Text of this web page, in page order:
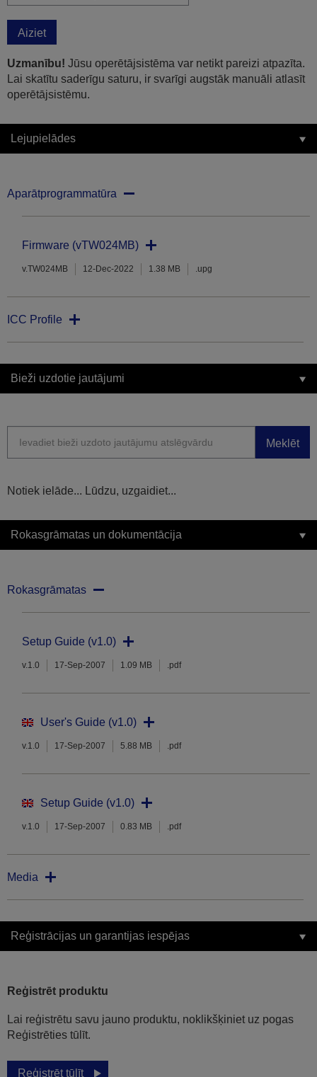
Aiziet
Uzmanību! Jūsu operētājsistēma var netikt pareizi atpazīta.
Lai skatītu saderīgu saturu, ir svarīgi augstāk manuāli atlasīt
operētājsistēmu.
Lejupielādes
Aparātprogrammatūra
Firmware (vTW024MB)
v.TW024MB 12-Dec-2022 1.38 MB .upg
ICC Profile
Bieži uzdotie jautājumi
Meklēt
Notiek ielāde... Lūdzu, uzgaidiet...
Rokasgrāmatas un dokumentācija
Rokasgrāmatas
Setup Guide (v1.0)
v.1.0 17-Sep-2007 1.09 MB .pdf
User's Guide (v1.0)
v.1.0 17-Sep-2007 5.88 MB .pdf
Setup Guide (v1.0)
v.1.0 17-Sep-2007 0.83 MB .pdf
Media
Reģistrācijas un garantijas iespējas
Reģistrēt produktu
Lai reģistrētu savu jauno produktu, noklikšķiniet uz pogas
Reģistrēties tūlīt.
Reģistrēt tūlīt